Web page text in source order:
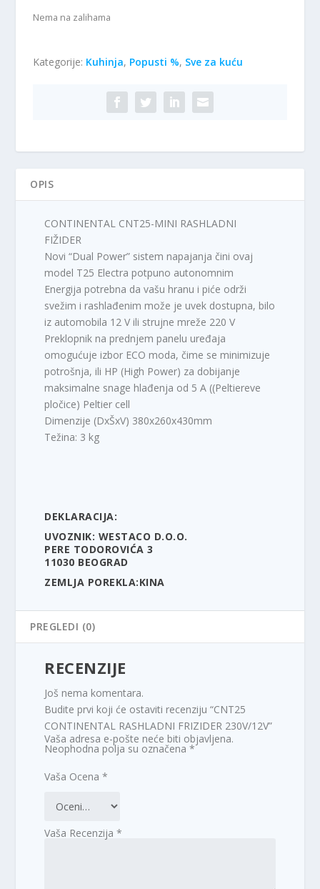
n
l
n
j
e
i
l
a
:
1
1
.
7
9
9
,
0
:
9
7
0
,
R
S
D
Nema na zalihama
Kategorije: Kuhinja, Popusti %, Sve za kuću
OPIS
CONTINENTAL CNT25-MINI RASHLADNI
FIŽIDER
Novi “Dual Power” sistem napajanja čini ovaj
model T25 Electra potpuno autonomnim
Energija potrebna da vašu hranu i piće održi
svežim i rashlađenim može je uvek dostupna, bilo
iz automobila 12 V ili strujne mreže 220 V
Preklopnik na prednjem panelu uređaja
omogućuje izbor ECO moda, čime se minimizuje
potrošnja, ili HP (High Power) za dobijanje
maksimalne snage hlađenja od 5 A ((Peltiereve
pločice) Peltier cell
Dimenzije (DxŠxV) 380x260x430mm
Težina: 3 kg
DEKLARACIJA:
UVOZNIK: WESTACO D.O.O.
PERE TODOROVIĆA 3
11030 BEOGRAD
ZEMLJA POREKLA:KINA
PREGLEDI (0)
RECENZIJE
Još nema komentara.
Budite prvi koji će ostaviti recenziju “CNT25
CONTINENTAL RASHLADNI FRIZIDER 230V/12V”
Vaša adresa e-pošte neće biti objavljena.
Neophodna polja su označena*
Vaša Ocena*
Vaša Recenzija*